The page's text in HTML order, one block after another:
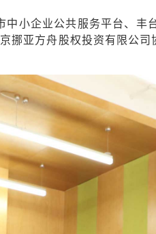
小企业公共服务平台、
亚方舟股权投资有限公